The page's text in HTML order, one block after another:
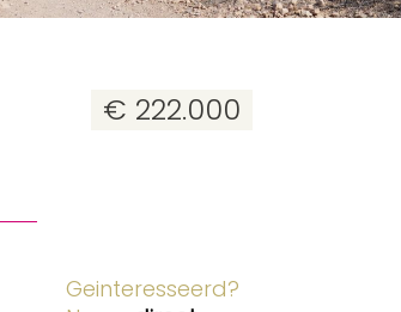
€ 222.000
Geinteresseerd?